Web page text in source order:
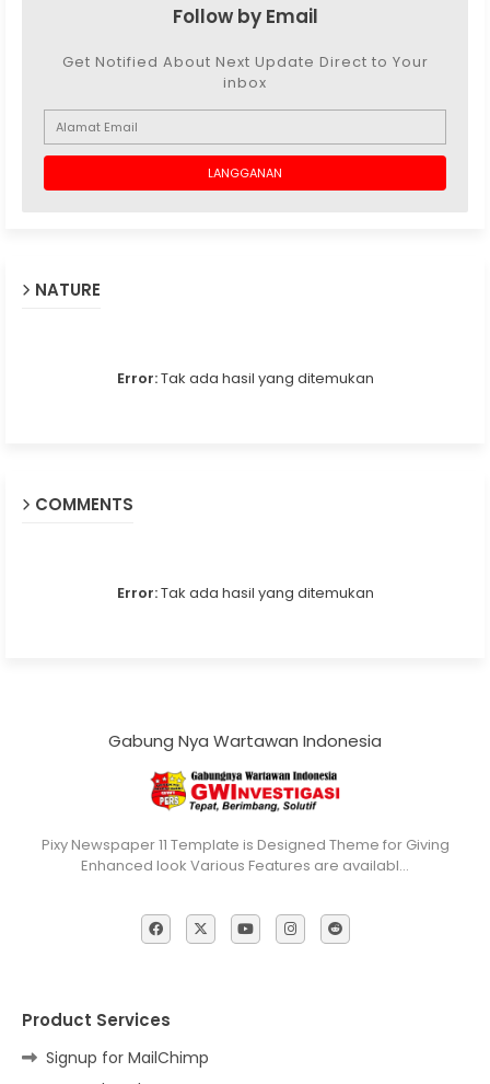
Follow by Email
Get Notified About Next Update Direct to Your
inbox
NATURE
Error:Tak ada hasil yang ditemukan
COMMENTS
Error:Tak ada hasil yang ditemukan
Gabung Nya Wartawan Indonesia
Pixy Newspaper 11 Template is Designed Theme for Giving
Enhanced look Various Features are availabl…
Product Services
Signup for MailChimp